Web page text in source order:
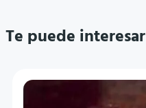
Te puede interesar